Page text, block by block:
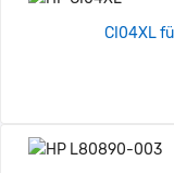
CI04XL